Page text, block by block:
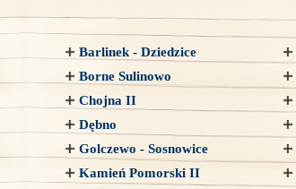
Barlinek - Dziedzice
Borne Sulinowo
Chojna II
Dębno
Golczewo - Sosnowice
Kamień Pomorski II